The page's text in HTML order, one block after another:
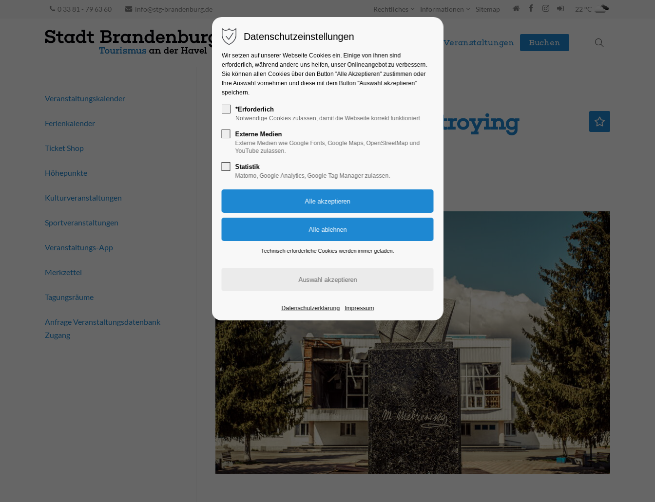
0 33 81 - 79 63 60 info@stg-brandenburg.de Rechtliches Informationen Sitemap 22 °C
Unterkünfte Entdecken & Erleben Veranstaltungen Buchen
Fotoausstellung Destroying
Cultural Heritage
Ausstellung
30.10.2025, 10:00–17:00
Veranstaltungskalender
Ferienkalender
Ticket Shop
Höhepunkte
Kulturveranstaltungen
Sportveranstaltungen
Veranstaltungs-App
Merkzettel
Tagungsräume
Anfrage Veranstaltungsdatenbank
Zugang
Datenschutzeinstellungen
Wir setzen auf unserer Webseite Cookies ein. Einige von ihnen sind
erforderlich, während andere uns helfen, unser Onlineangebot zu verbessern.
Sie können allen Cookies über den Button "Alle Akzeptieren" zustimmen oder
Ihre Auswahl vornehmen und diese mit dem Button "Auswahl akzeptieren"
speichern.
*Erforderlich
Notwendige Cookies zulassen, damit die Webseite korrekt funktioniert.
Externe Medien
Externe Medien wie Google Fonts, Google Maps, OpenStreetMap und
YouTube zulassen.
Statistik
Matomo, Google Analytics, Google Tag Manager zulassen.
Technisch erforderliche Cookies werden immer geladen.
Datenschutzerklärung Impressum